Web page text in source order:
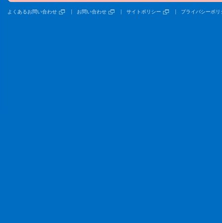
よくあるお問い合わせ お問い合わせ サイトポリシー プライバシーポリ